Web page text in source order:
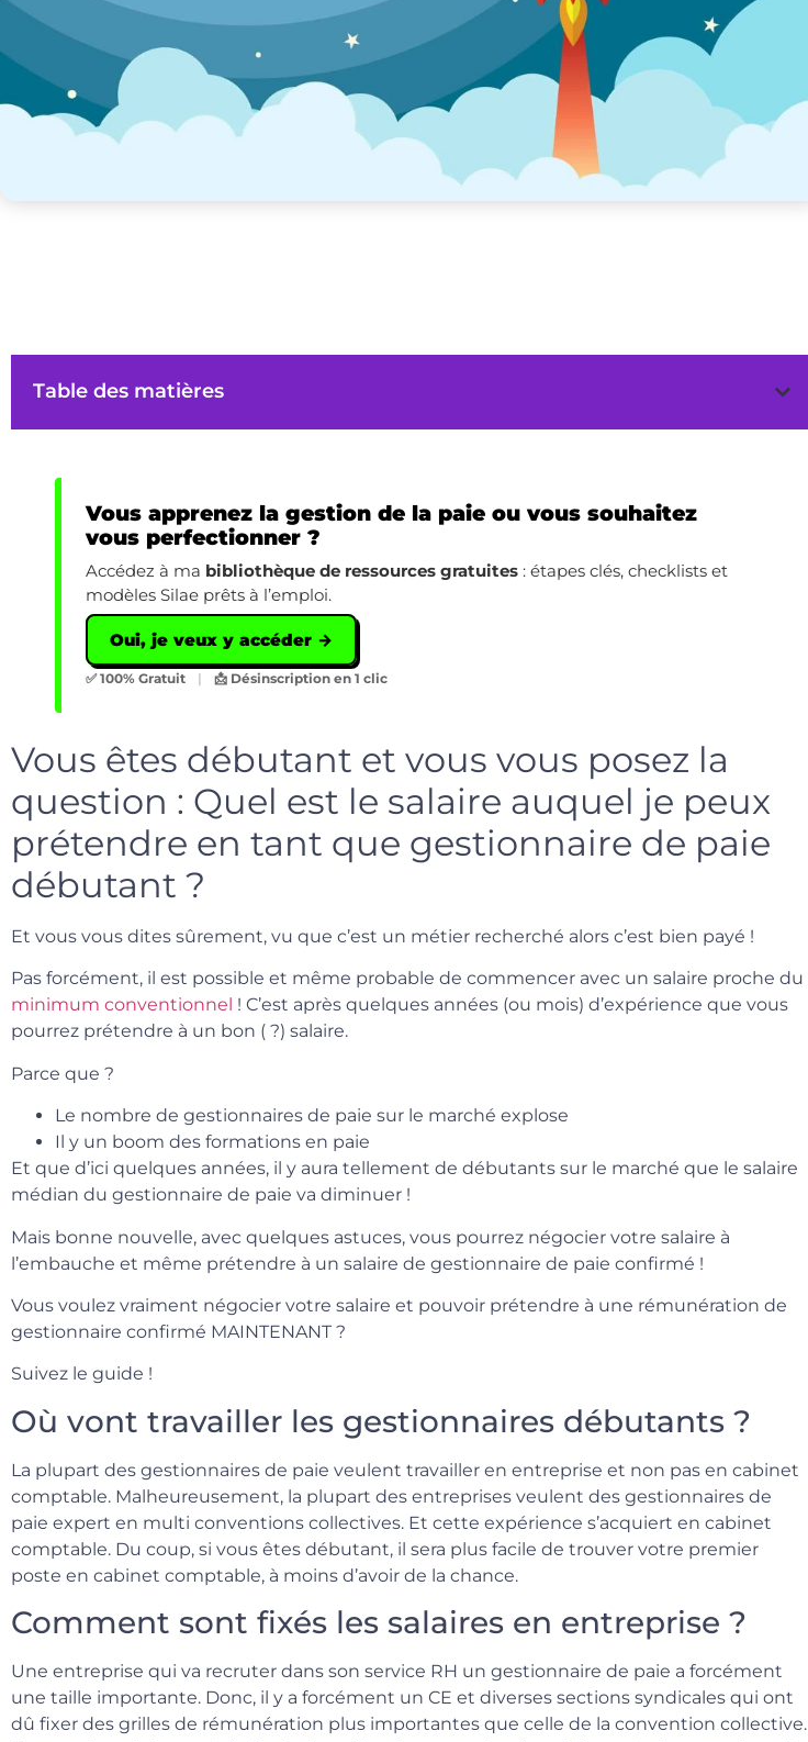
Table des matières
Vous apprenez la gestion de la paie ou vous souhaitez
vous perfectionner ?
Accédez à ma bibliothèque de ressources gratuites : étapes clés, checklists et
modèles Silae prêts à l’emploi.
Oui, je veux y accéder →
✅ 100% Gratuit | 📩 Désinscription en 1 clic
Vous êtes débutant et vous vous posez la
question : Quel est le salaire auquel je peux
prétendre en tant que gestionnaire de paie
débutant ?
Et vous vous dites sûrement, vu que c’est un métier recherché alors c’est bien payé !
Pas forcément, il est possible et même probable de commencer avec un salaire proche du
minimum conventionnel ! C’est après quelques années (ou mois) d’expérience que vous
pourrez prétendre à un bon ( ?) salaire.
Parce que ?
Le nombre de gestionnaires de paie sur le marché explose
Il y un boom des formations en paie
Et que d’ici quelques années, il y aura tellement de débutants sur le marché que le salaire
médian du gestionnaire de paie va diminuer !
Mais bonne nouvelle, avec quelques astuces, vous pourrez négocier votre salaire à
l’embauche et même prétendre à un salaire de gestionnaire de paie confirmé !
Vous voulez vraiment négocier votre salaire et pouvoir prétendre à une rémunération de
gestionnaire confirmé MAINTENANT ?
Suivez le guide !
Où vont travailler les gestionnaires débutants ?
La plupart des gestionnaires de paie veulent travailler en entreprise et non pas en cabinet
comptable. Malheureusement, la plupart des entreprises veulent des gestionnaires de
paie expert en multi conventions collectives. Et cette expérience s’acquiert en cabinet
comptable. Du coup, si vous êtes débutant, il sera plus facile de trouver votre premier
poste en cabinet comptable, à moins d’avoir de la chance.
Comment sont fixés les salaires en entreprise ?
Une entreprise qui va recruter dans son service RH un gestionnaire de paie a forcément
une taille importante. Donc, il y a forcément un CE et diverses sections syndicales qui ont
dû fixer des grilles de rémunération plus importantes que celle de la convention collective.